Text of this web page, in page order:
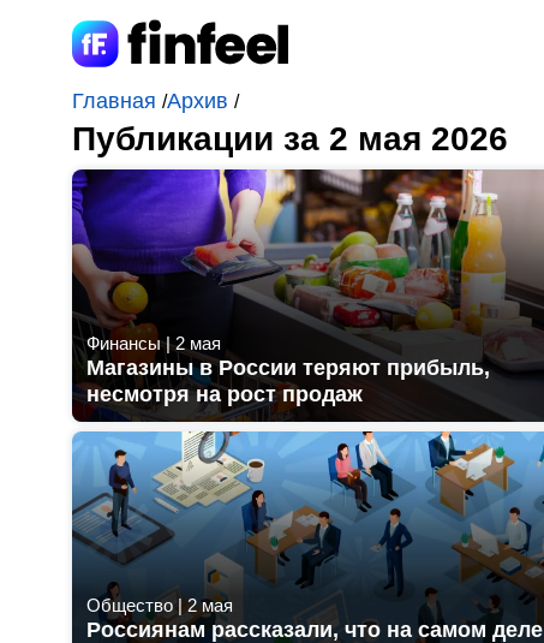
Главная /Архив /
Публикации за 2 мая 2026
Финансы|2 мая
Магазины в России теряют прибыль,
несмотря на рост продаж
Общество|2 мая
Россиянам рассказали, что на самом деле